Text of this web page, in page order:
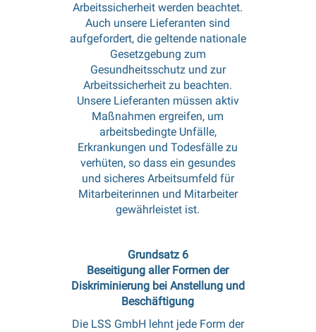
Arbeitssicherheit werden beachtet.
Auch unsere Lieferanten sind
aufgefordert, die geltende nationale
Gesetzgebung zum
Gesundheitsschutz und zur
Arbeitssicherheit zu beachten.
Unsere Lieferanten müssen aktiv
Maßnahmen ergreifen, um
arbeitsbedingte Unfälle,
Erkrankungen und Todesfälle zu
verhüten, so dass ein gesundes
und sicheres Arbeitsumfeld für
Mitarbeiterinnen und Mitarbeiter
gewährleistet ist.
Grundsatz 6
Beseitigung aller Formen der
Diskriminierung bei Anstellung und
Beschäftigung
Die LSS GmbH lehnt jede Form der